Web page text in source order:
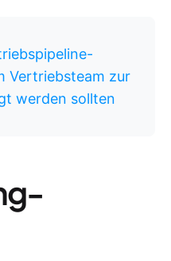
Vertriebsteam zur
werden sollten